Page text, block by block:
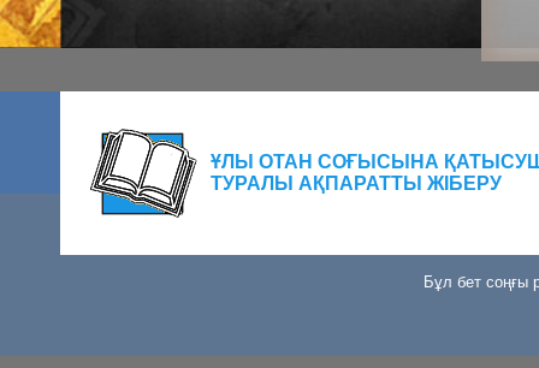
ҰЛЫ ОТАН СОҒЫСЫНА
ТУРАЛЫ АҚПАРАТТЫ ЖІБЕРУ
Бұл бет соңғы